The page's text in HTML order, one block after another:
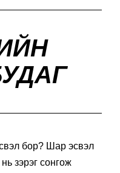
бор? Шар эсвэл
зэрэг сонгож